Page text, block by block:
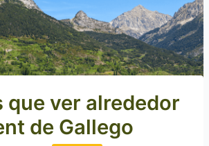
que ver alrededor
de Gallego